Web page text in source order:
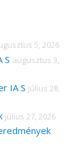
5, 2026
S augusztus 3,
IA S július 28,
július 27, 2026